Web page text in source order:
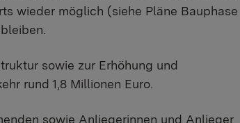
wieder möglich (siehe Pläne Bauphase
sowie zur Erhöhung und
rund 1,8 Millionen Euro.
sowie Anliegerinnen und Anlieger